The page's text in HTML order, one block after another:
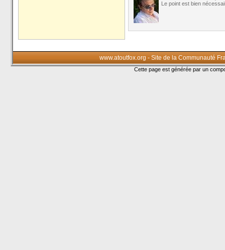
Le point est bien
www.atoutfox.org - Site de la Communauté
Cette page est générée par un